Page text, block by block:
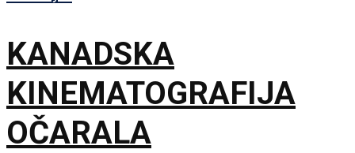
KANADSKA
KINEMATOGRAFIJA
OČARALA